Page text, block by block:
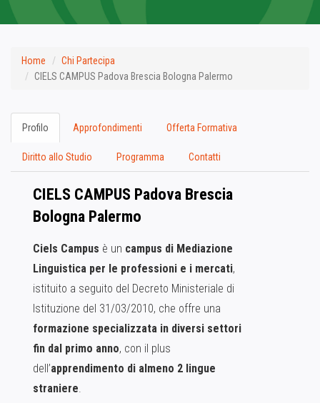
Home
Chi Partecipa
CIELS CAMPUS Padova Brescia Bologna Palermo
Profilo Approfondimenti Offerta Formativa
Diritto allo Studio Programma Contatti
CIELS CAMPUS Padova Brescia
Bologna Palermo
Ciels Campus è un campus di Mediazione
Linguistica per le professioni e i mercati,
istituito a seguito del Decreto Ministeriale di
Istituzione del 31/03/2010, che offre una
formazione specializzata in diversi settori
fin dal primo anno, con il plus
dell’apprendimento di almeno 2 lingue
straniere